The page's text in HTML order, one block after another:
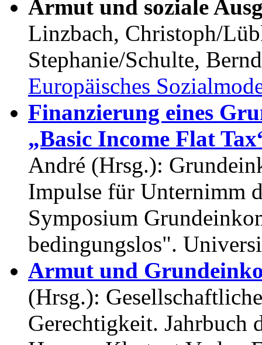
Armut und soziale
Linzbach, Christoph/
Stephanie/Schulte,
Europäisches
Finanzierung eines
„Basic Income Flat
André (Hrsg.):
Impulse für Unternimm
Symposium
bedingungslos".
Armut und
(Hrsg.):
Gerechtigkeit.